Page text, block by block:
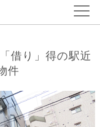
借り」得の駅近
件